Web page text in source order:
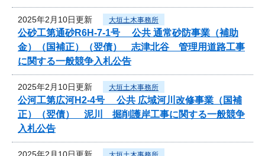
2025年2月10日更新 大垣土木事務所
公砂工第通砂R6H-7-1号 公共 通常砂防事業（補助
金）（国補正）（翌債） 志津北谷 管理用道路工事
に関する一般競争入札公告
2025年2月10日更新 大垣土木事務所
公河工第広河H2-4号 公共 広域河川改修事業（国補
正）（翌債） 泥川 掘削護岸工事に関する一般競争
入札公告